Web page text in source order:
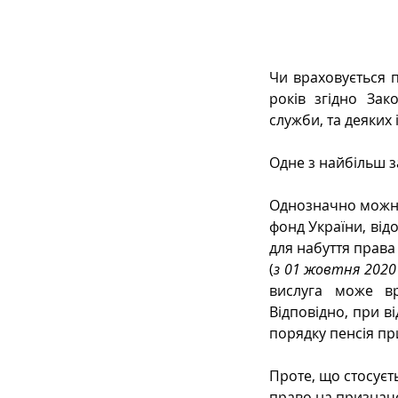
Чи враховується
років згідно
служби, та деяких
Одне з найбільш
Однозначно
фонд України,
для набуття
(з 01 жовтня 2020
вислуга може
Відповідно, при
порядку пенсія
Проте, що